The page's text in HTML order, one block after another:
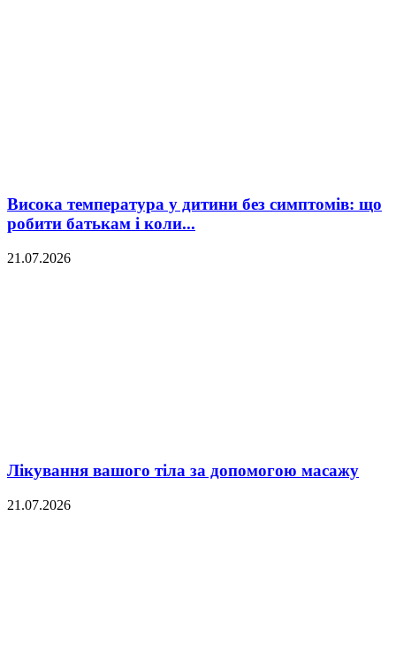
Висока температура у дитини без симптомів: що
робити батькам і коли...
21.07.2026
Лікування вашого тіла за допомогою масажу
21.07.2026